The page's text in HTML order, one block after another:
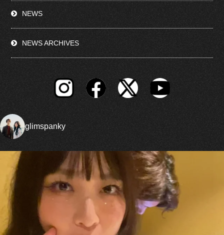
NEWS
NEWS ARCHIVES
glimspanky